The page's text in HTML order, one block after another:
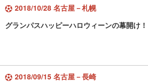
2018/10/28 名古屋－札幌
グランパスハッピーハロウィーンの幕開け！
2018/09/15 名古屋－長崎